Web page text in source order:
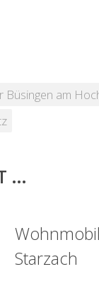
Büsingen am
…
Starzach